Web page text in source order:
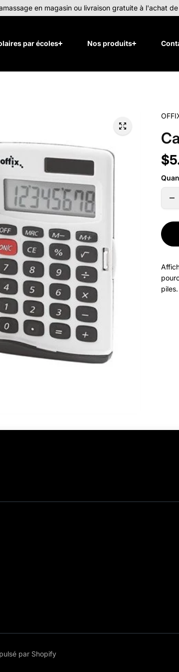
en magasin ou livraison gratuite à l'achat
par écoles Nos produits
par Shopify